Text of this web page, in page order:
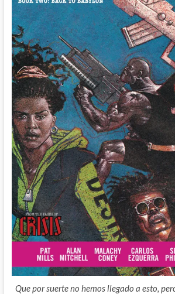
Que por suerte no hemos llegado a esto,